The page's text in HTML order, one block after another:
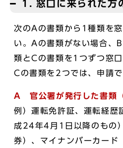
1. 窓口に来られた方
次のAの書類から1種類を
い。Aの書類がない場合、
類とCの書類を1つずつ窓
Cの書類を2つでは、申請で
A
官公署が発行した書類
例）運転免許証、運転経歴
成24年4月1日以降のもの
券）、マイナンバーカード